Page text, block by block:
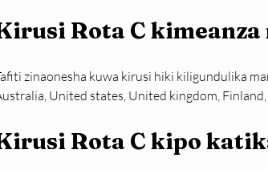
Rota C kimeanza
zinaonesha kuwa kirusi hiki kiligundulika
United states, United kingdom,
Rota C kipo